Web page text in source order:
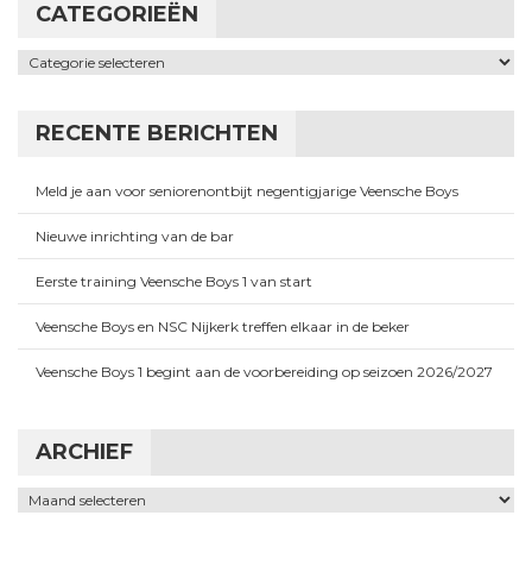
CATEGORIEËN
Categorieën
RECENTE BERICHTEN
Meld je aan voor seniorenontbijt negentigjarige Veensche Boys
Nieuwe inrichting van de bar
Eerste training Veensche Boys 1 van start
Veensche Boys en NSC Nijkerk treffen elkaar in de beker
Veensche Boys 1 begint aan de voorbereiding op seizoen 2026/2027
ARCHIEF
Archief